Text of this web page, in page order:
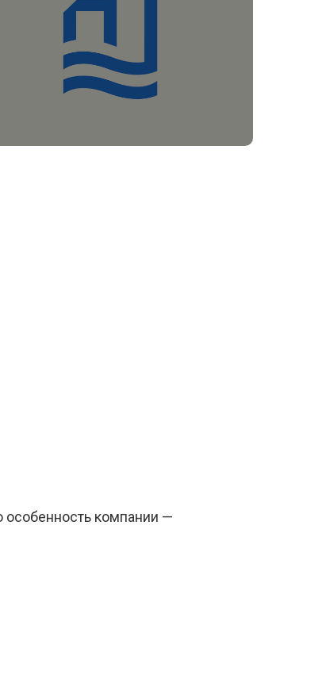
особенность компании —